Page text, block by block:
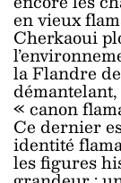
en vieux
Cherkaoui
la Flandre
« canon
Ce dernier
identité
les figures